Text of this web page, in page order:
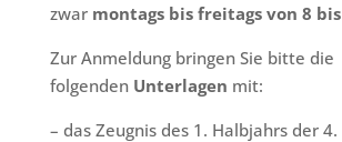
zwar montags bis freitags von 8
Zur Anmeldung bringen Sie bitte die
folgenden Unterlagen mit:
– das Zeugnis des 1. Halbjahrs der 4.